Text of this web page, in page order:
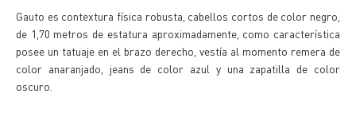
Gauto es contextura física robusta, cabellos cortos de color negro,
de 1,70 metros de estatura aproximadamente, como característica
posee un tatuaje en el brazo derecho, vestía al momento remera de
color anaranjado, jeans de color azul y una zapatilla de color
oscuro.